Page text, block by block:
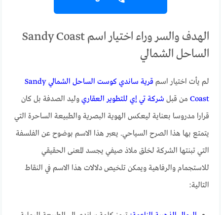
الهدف والسر وراء اختيار اسم Sandy Coast
الساحل الشمالي
لم يأت اختيار اسم
قرية ساندي كوست الساحل الشمالي Sandy
Coast من قبل شركة تي إي للتطوير العقاري وليد الصدفة بل كان
قرارا مدروسا بعناية ليعكس الهوية البصرية والطبيعة الساحرة التي
يتمتع بها هذا الصرح السياحي. يعبر هذا الاسم بوضوح عن الفلسفة
التي تبنتها الشركة لخلق ملاذ صيفي يجسد المعنى الحقيقي
للاستجمام والرفاهية ويمكن تلخيص دلالات هذا الاسم في النقاط
التالية: